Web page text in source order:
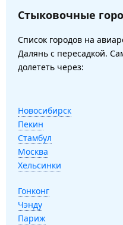
Стыковочные
Список городов на
Далянь с пересадкой.
долететь через:
Новосибирск
Пекин
Стамбул
Москва
Хельсинки
Гонконг
Чэнду
Париж